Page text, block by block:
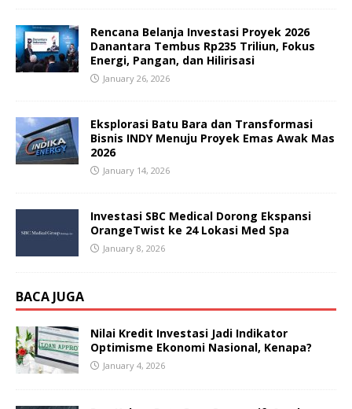
Rencana Belanja Investasi Proyek 2026
Danantara Tembus Rp235 Triliun, Fokus
Energi, Pangan, dan Hilirisasi
January 26, 2026
Eksplorasi Batu Bara dan Transformasi
Bisnis INDY Menuju Proyek Emas Awak Mas
2026
January 14, 2026
Investasi SBC Medical Dorong Ekspansi
OrangeTwist ke 24 Lokasi Med Spa
January 8, 2026
BACA JUGA
Nilai Kredit Investasi Jadi Indikator
Optimisme Ekonomi Nasional, Kenapa?
January 4, 2026